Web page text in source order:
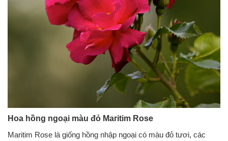
Hoa hồng ngoại màu đỏ Maritim Rose
Maritim Rose là giống hồng nhập ngoại có màu đỏ tươi, các